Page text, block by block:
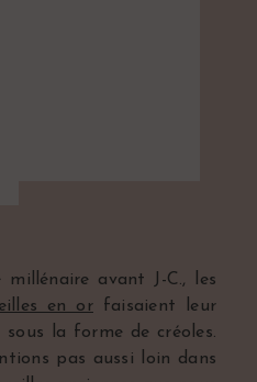
avant J-C., les
en orfaisaient leur
la forme de créoles.
pas aussi loin dans